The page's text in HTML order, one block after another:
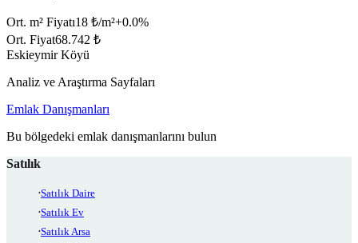
Ort. m² Fiyatı18 ₺/m²+0.0%
Ort. Fiyat68.742 ₺
Eskieymir Köyü
Analiz ve Araştırma Sayfaları
Emlak Danışmanları
Bu bölgedeki emlak danışmanlarını bulun
Satılık
Satılık Daire
Satılık Ev
Satılık Arsa